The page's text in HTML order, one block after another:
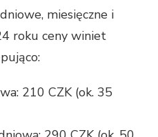
miesięczne i
roku ceny winiet
210 CZK (ok. 35